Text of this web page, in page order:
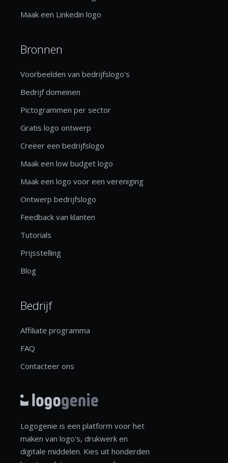
Maak een Linkedin logo
Bronnen
Voorbeelden van bedrijfslogo's
Bedrijf domeinen
Pictogrammen per sector
Gratis logo ontwerp
Creëer een bedrijfslogo
Maak een low budget logo
Maak een logo voor een vereniging
Ontwerp bedrijfslogo
Feedback van klanten
Tutorials
Prijsstelling
Blog
Bedrijf
Affiliate programma
FAQ
Contacteer ons
Logogenie is een platform voor het
maken van logo's, drukwerk en
digitale middelen. Kies uit honderden